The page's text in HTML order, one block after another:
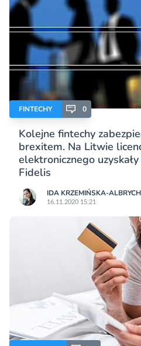
FINTECHY 0
Kolejne fintechy
brexitem. Na Litwie
elektronicznego
Fidelis
IDA KRZEMIŃSKA-
16.11.2020 15:21